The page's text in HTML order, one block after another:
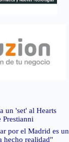
un 'set' al Hearts
Prestianni
por el Madrid es un
hecho realidad"